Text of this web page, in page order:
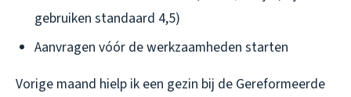
gebruiken standaard 4,5)
Aanvragen vóór de werkzaamheden starten
Vorige maand hielp ik een gezin bij de Gereformeerde